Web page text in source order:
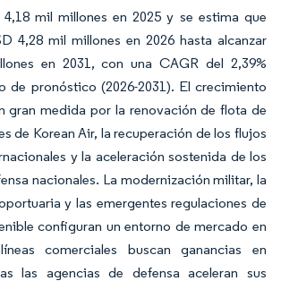
mil millones en 2025 y se estima que
4,28 mil millones en 2026 hasta alcanzar
en 2031, con una CAGR del 2,39%
de pronóstico (2026-2031). El crecimiento
gran medida por la renovación de flota de
de Korean Air, la recuperación de los flujos
y la aceleración sostenida de los
nacionales. La modernización militar, la
y las emergentes regulaciones de
configuran un entorno de mercado en
comerciales buscan ganancias en
las agencias de defensa aceleran sus